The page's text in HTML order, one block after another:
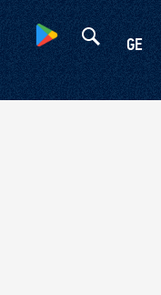
GE